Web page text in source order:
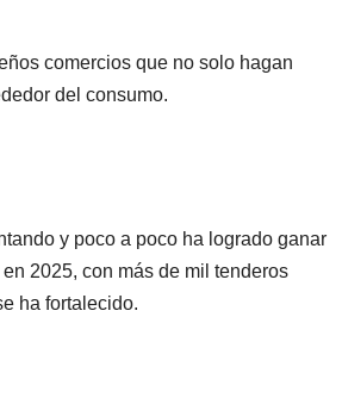
comercios que no solo hagan
del consumo.
y poco a poco ha logrado ganar
2025, con más de mil tenderos
ha fortalecido.